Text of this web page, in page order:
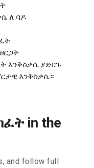
ለ ባዶ
እንቅስቃሴ ያድርጉ
እንቅስቃሴ።
in the
and follow full